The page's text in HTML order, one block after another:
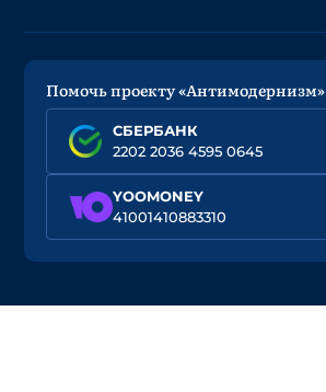
Помочь проекту «Антимодернизм»
СБЕРБАНК
2202 2036 4595 0645
YOOMONEY
41001410883310